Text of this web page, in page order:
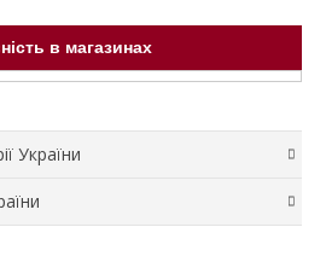
в магазинах
України
протягом 3 робочих